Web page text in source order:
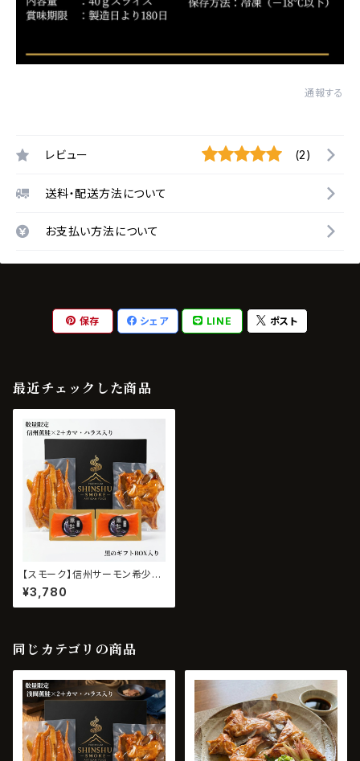
通報する
レビュー (2)
送料・配送方法について
お支払い方法について
保存 シェア LINE ポスト
最近チェックした商品
【スモーク】信州サーモン希少部
位入りセット｜信州薫鮭 一尾の
旨みセット
¥3,780
同じカテゴリの商品